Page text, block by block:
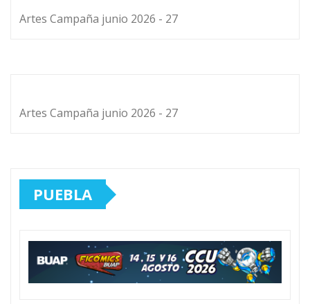
Artes Campaña junio 2026 - 27
Artes Campaña junio 2026 - 27
PUEBLA